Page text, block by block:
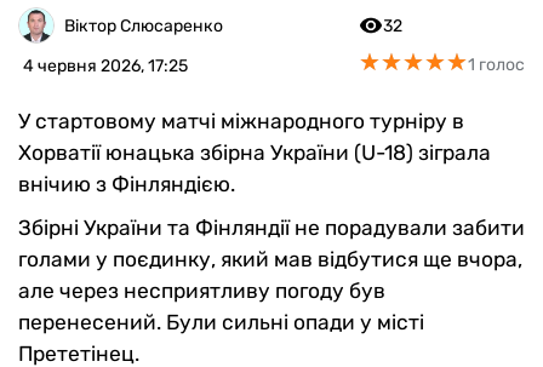
БУКМЕКЕРИ
Віктор Слюсаренко
4 червня 2026, 17:25
32
★★★★★
★★★★★1 голос
У стартовому матчі міжнародного турніру в
Хорватії юнацька збірна України (U-18) зіграла
внічию з Фінляндією.
Збірні України та Фінляндії не порадували забити
голами у поєдинку, який мав відбутися ще вчора,
але через несприятливу погоду був
перенесений. Були сильні опади у місті
Прететінец.